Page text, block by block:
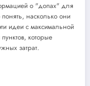
о "допах" для
насколько они
идеи с максимальной
которые
затрат.